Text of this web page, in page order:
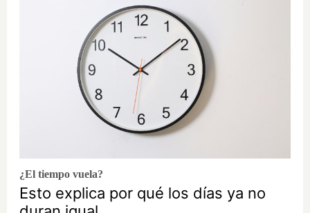
¿El tiempo vuela?
Esto explica por qué los días ya no